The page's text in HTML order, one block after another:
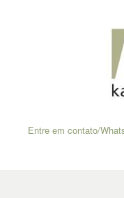
Entre em contato/